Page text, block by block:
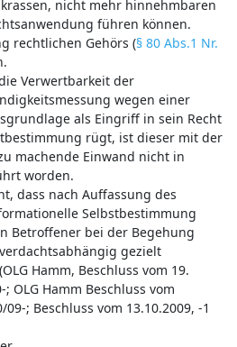
nicht mehr hinnehmbaren
führen können.
rechtlichen Gehörs (§ 80 Abs.1 Nr.
Verwertbarkeit der
wegen einer
als Eingriff in sein Recht
rügt, ist dieser mit der
machende Einwand nicht in
worden.
dass nach Auffassung des
Selbstbestimmung
Betroffener bei der Begehung
gezielt
Hamm, Beschluss vom 19.
; OLG Hamm Beschluss vom
09-; Beschluss vom 13.10.2009, -1